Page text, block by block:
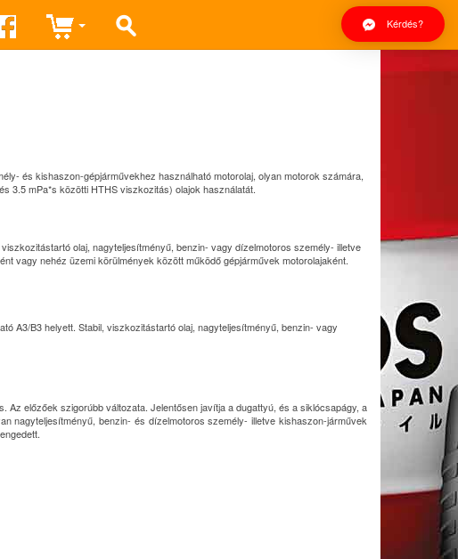
Kérdés?
és kishaszon-gépjárművekhez használható motorolaj, olyan motorok számára,
3.5 mPa*s közötti HTHS viszkozitás) olajok használatát.
olaj, nagyteljesítményű, benzin- vagy dízelmotoros személy- illetve
vagy nehéz üzemi körülmények között működő gépjárművek motorolajaként.
A3/B3 helyett. Stabil, viszkozitástartó olaj, nagyteljesítményű, benzin- vagy
előzőek szigorúbb változata. Jelentősen javítja a dugattyú, és a siklócsapágy, a
nagyteljesítményű, benzin- és dízelmotoros személy- illetve kishaszon-járművek